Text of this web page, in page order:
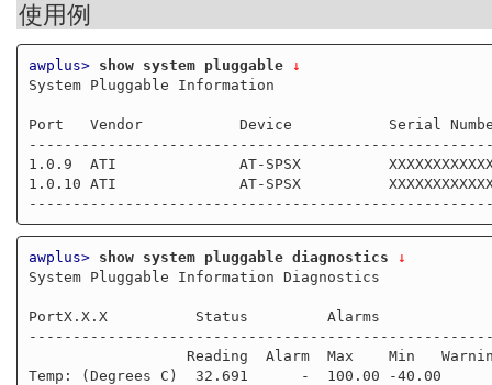
使用例
awplus> show system pluggable ↓
System Pluggable Information
Port   Vendor           Device           Serial Number
1.0.9  ATI              AT-SPSX
1.0.10 ATI              AT-SPSX
awplus> show system pluggable diagnostics ↓
System Pluggable Information Diagnostics
PortX.X.X          Status         Alarms
Temp: (Degrees C)  32.691      -  100.00 -40.00